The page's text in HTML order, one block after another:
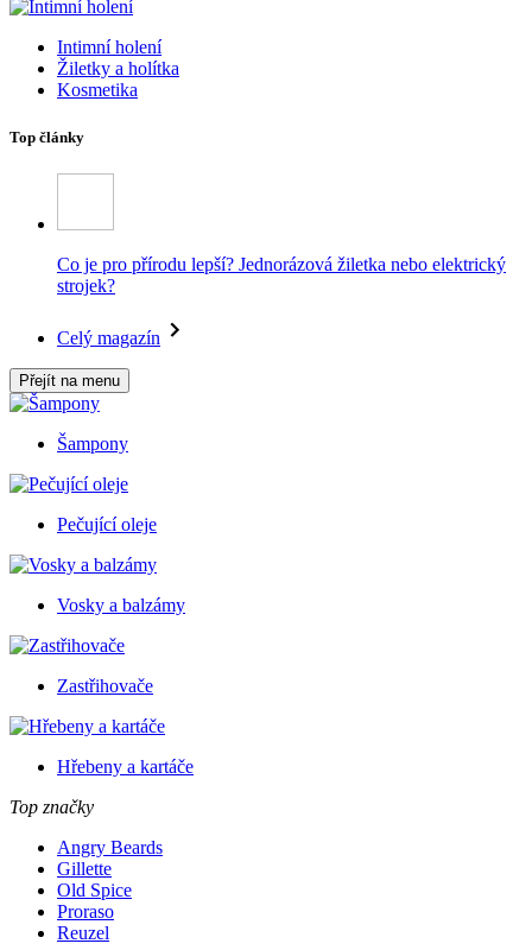
Intimní holení
Žiletky a holítka
Kosmetika
Top články
Co je pro přírodu lepší? Jednorázová žiletka nebo elektrický
strojek?
Celý magazín
Přejít na menu
Šampony
Pečující oleje
Vosky a balzámy
Zastřihovače
Hřebeny a kartáče
Top značky
Angry Beards
Gillette
Old Spice
Proraso
Reuzel